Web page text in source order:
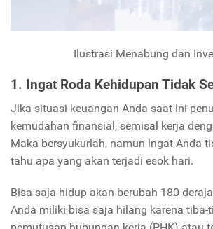
Ilustrasi Menabung dan
1. Ingat Roda Kehidupan Tidak
Jika situasi keuangan Anda saat ini
kemudahan finansial, semisal kerja
Maka bersyukurlah, namun ingat Anda
tahu apa yang akan terjadi esok hari.
Bisa saja hidup akan berubah 180
Anda miliki bisa saja hilang karena tiba-